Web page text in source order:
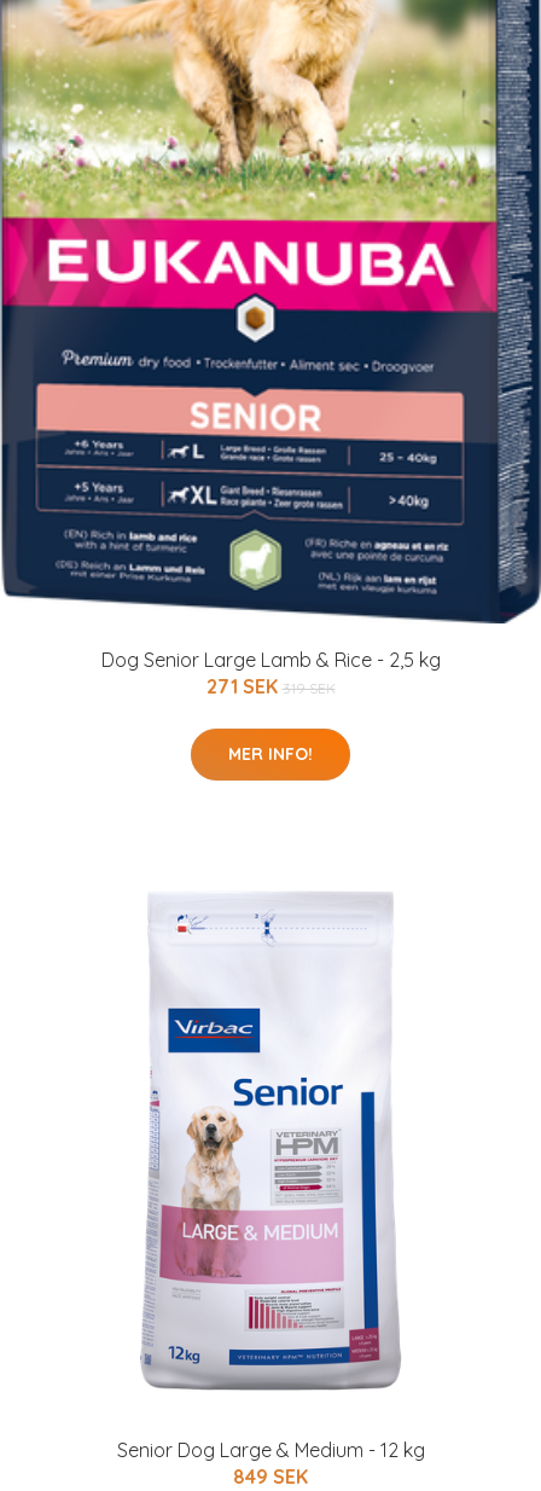
Dog Senior Large Lamb & Rice - 2,5 kg
271 SEK 319 SEK
MER INFO!
Senior Dog Large & Medium - 12 kg
849 SEK